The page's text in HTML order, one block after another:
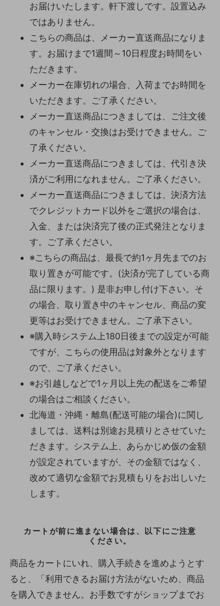
お届けいたします。軒下渡しです。設置込み
ではありません。
こちらの商品は、メーカー直送商品になりま
す。お届けまで1週間～10日程度お時間をい
ただきます。
メーカー在庫切れの場合、入荷までお時間を
いただきます。ご了承ください。
メーカー直送商品につきましては、ご注文後
のキャンセル・交換はお受けできません。ご
了承ください。
メーカー直送商品につきましては、代引き決
済がご利用になれません。ご了承ください。
メーカー直送商品につきましては、決済方法
でクレジットカード以外をご選択の場合は、
入金、または決済完了後の正式発注となりま
す。ご了承ください。
※こちらの商品は、最長で約1ヶ月先までのお
取り置きが可能です。(決済が完了している商
品に限ります。) 是非お申し付け下さい。そ
の場合、取り置き中のキャンセル、商品の変
更等はお受けできません。ご了承下さい。
※購入時システム上180日後までの設定が可能
ですが、こちらの使用品は対象外となります
ので、ご了承ください。
※お引越しなどで1ヶ月以上先の配送をご希望
の場合はご相談ください。
北海道・沖縄・離島(配送可能の場合)に関し
ましては、送料は別途お見積りとさせていた
だきます。システム上、あらかじめ仮の金額
が設定されていますが、その金額ではなく、
改めて適切な金額でお見積もりをお出しいた
します。
カートが前に進まない場合は、以下にご注意
ください。
商品をカートにいれ、購入手続きを進めようとす
ると、「利用できるお届け方法がないため、商品
を購入できません。お手数ですがショップまでお